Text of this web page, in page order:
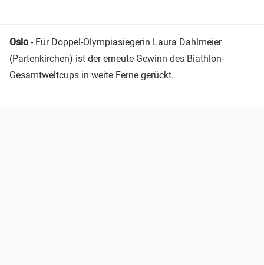
Oslo - Für Doppel-Olympiasiegerin Laura Dahlmeier
(Partenkirchen) ist der erneute Gewinn des Biathlon-
Gesamtweltcups in weite Ferne gerückt.